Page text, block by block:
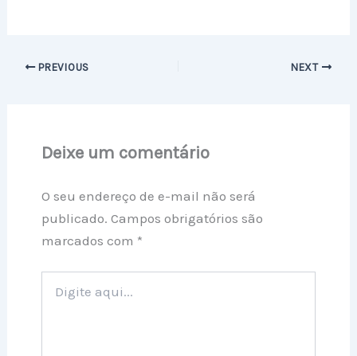
PREVIOUS NEXT
Deixe um comentário
O seu endereço de e-mail não será
publicado. Campos obrigatórios são
marcados com *
aqui...